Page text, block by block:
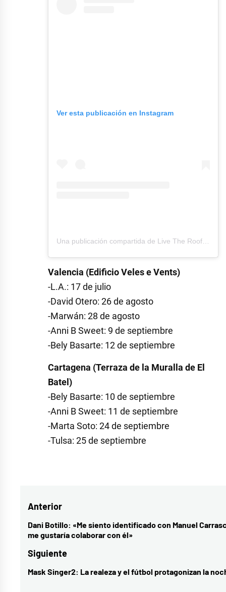
Ver esta publicación en Instagram
Una publicación compartida de Live The Roof (@livetheroof)
Valencia (Edificio Veles e Vents)
-L.A.: 17 de julio
-David Otero: 26 de agosto
-Marwán: 28 de agosto
-Anni B Sweet: 9 de septiembre
-Bely Basarte: 12 de septiembre
Cartagena (Terraza de la Muralla de El
Batel)
-Bely Basarte: 10 de septiembre
-Anni B Sweet: 11 de septiembre
-Marta Soto: 24 de septiembre
-Tulsa: 25 de septiembre
ciudades
españolas,
conciertos,
live
roof
Navegación
de
entradas
Anterior
Entrada
anterior:
Dani Botillo: «Me siento identificado con Manuel
me gustaría colaborar con él»
Siguiente
Entrada
Mask Singer2: La realeza y el fútbol protagonizan la